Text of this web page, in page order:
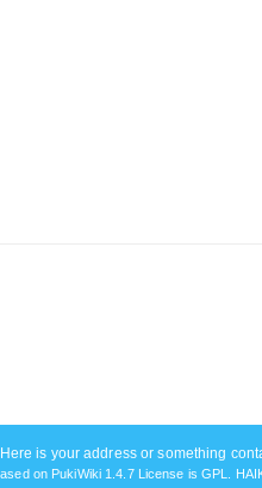
is your address or something
on PukiWiki 1.4.7 License is GPL.